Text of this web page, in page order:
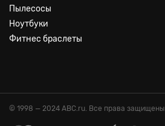
Пылесосы
Ноутбуки
Фитнес браслеты
© 1998 — 2024 ABC.ru. Все права защищены